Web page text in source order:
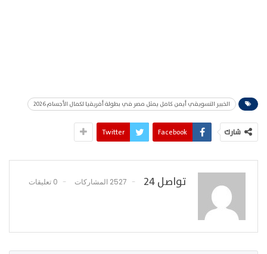
الخبير التسويقي أيمن كامل يمثل مصر في بطولة أفريقيا لكمال الأجسام 2026
شارك Facebook
Twitter
تواصل 24 2527 المشاركات 0 تعليقات